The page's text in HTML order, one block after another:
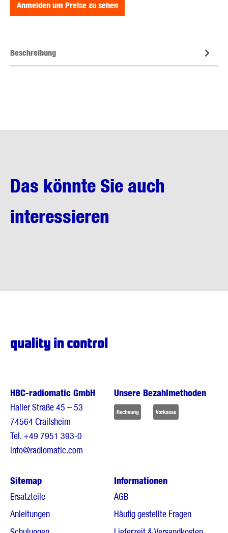
Anmelden um Preise zu sehen
Beschreibung
Das könnte Sie auch
interessieren
HBC-radiomatic GmbH
Haller Straße 45 – 53
74564 Crailsheim
Tel.+49 7951 393-0
info@radiomatic.com
Unsere Bezahlmethoden
Sitemap
Ersatzteile
Anleitungen
Informationen
AGB
Häufig gestellte Fragen